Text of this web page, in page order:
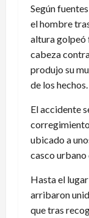
Según
el hombre
altura golpeó
cabeza
produjo su
de los hechos.
El accidente
corregimiento
ubicado a
casco urbano
Hasta el
arribaron
que tras